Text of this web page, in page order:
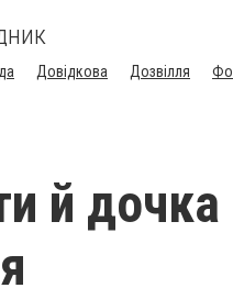
Довідкова Дозвілля
й дочка